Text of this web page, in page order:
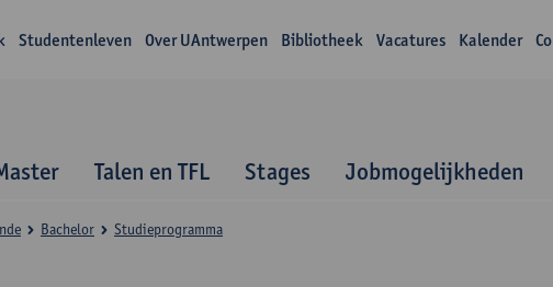
Studentenleven Over UAntwerpen Bibliotheek Vacatures Kalender
Talen en TFL Stages Jobmogelijkheden
Bachelor Studieprogramma